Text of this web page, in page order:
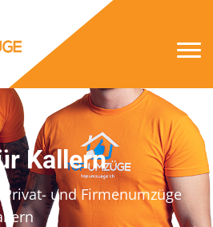
Kallern
Privat- und Firmenumzüge